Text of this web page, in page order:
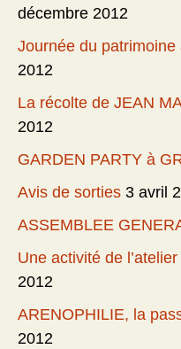
décembre 2012
Journée du patrimoine
2012
La récolte de JEAN
2012
GARDEN PARTY à
Avis de sorties 3 avril
ASSEMBLEE
Une activité de
2012
ARENOPHILIE, la
2012